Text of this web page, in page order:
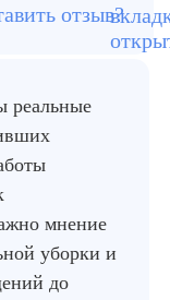
отзыв?
реальные
мнение
уборки и
до